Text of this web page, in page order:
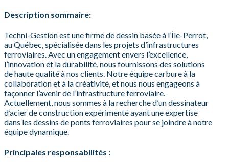
Description sommaire:
Techni-Gestion est une firme de dessin basée à l’Île-Perrot,
au Québec, spécialisée dans les projets d’infrastructures
ferroviaires. Avec un engagement envers l’excellence,
l’innovation et la durabilité, nous fournissons des solutions
de haute qualité à nos clients. Notre équipe carbure à la
collaboration et à la créativité, et nous nous engageons à
façonner l’avenir de l’infrastructure ferroviaire.
Actuellement, nous sommes à la recherche d’un dessinateur
d’acier de construction expérimenté ayant une expertise
dans les dessins de ponts ferroviaires pour se joindre à notre
équipe dynamique.
Principales responsabilités :